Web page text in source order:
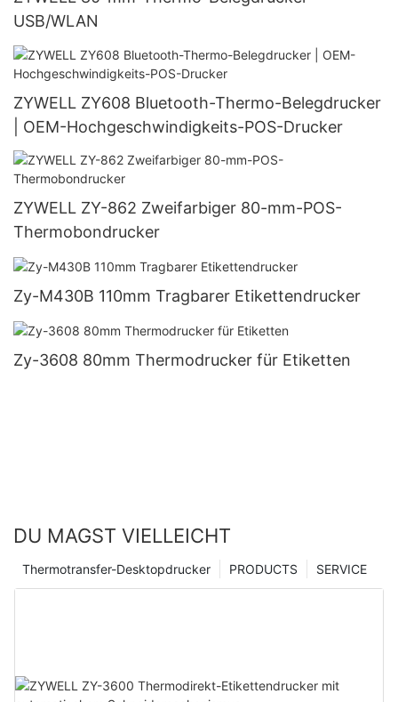
USB/WLAN
ZYWELL ZY608 Bluetooth-Thermo-Belegdrucker
| OEM-Hochgeschwindigkeits-POS-Drucker
ZYWELL ZY-862 Zweifarbiger 80-mm-POS-
Thermobondrucker
Zy-M430B 110mm Tragbarer Etikettendrucker
Zy-3608 80mm Thermodrucker für Etiketten
DU MAGST VIELLEICHT
SERVICE
PRODUCTS
Thermotransfer-Desktopdrucker